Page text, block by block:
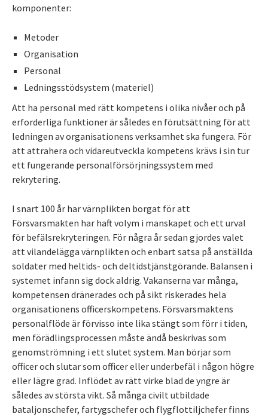
komponenter:
Metoder
Organisation
Personal
Ledningsstödsystem (materiel)
Att ha personal med rätt kompetens i olika nivåer och på
erforderliga funktioner är således en förutsättning för att
ledningen av organisationens verksamhet ska fungera. För
att attrahera och vidareutveckla kompetens krävs i sin tur
ett fungerande personalförsörjningssystem med
rekrytering.
I snart 100 år har värnplikten borgat för att
Försvarsmakten har haft volym i manskapet och ett urval
för befälsrekryteringen. För några år sedan gjordes valet
att vilandelägga värnplikten och enbart satsa på anställda
soldater med heltids- och deltidstjänstgörande. Balansen i
systemet infann sig dock aldrig. Vakanserna var många,
kompetensen dränerades och på sikt riskerades hela
organisationens officerskompetens. Försvarsmaktens
personalflöde är förvisso inte lika stängt som förr i tiden,
men förädlingsprocessen måste ändå beskrivas som
genomströmning i ett slutet system. Man börjar som
officer och slutar som officer eller underbefäl i någon högre
eller lägre grad. Inflödet av rätt virke blad de yngre är
således av största vikt. Så många civilt utbildade
bataljonschefer, fartygschefer och flygflottiljchefer finns